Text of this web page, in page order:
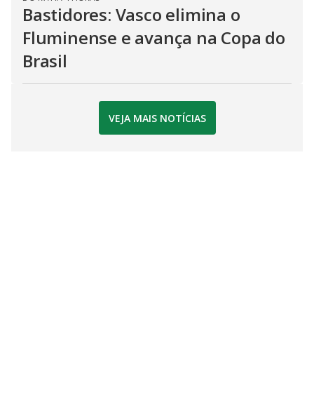
Bastidores: Vasco elimina o
Fluminense e avança na Copa do
Brasil
VEJA MAIS NOTÍCIAS